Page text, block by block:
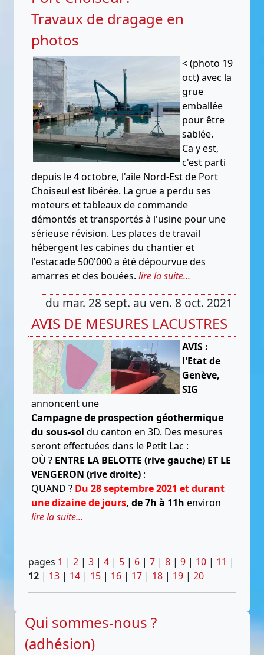
Travaux de dragage en
photos
< (photo 19
oct) avec la
grue
emballée
pour être
sablée.
Ca y est,
c'est parti
depuis le 4 octobre, l'aile Nord-Est de Port
Choiseul est libérée. La grue a perdu ses
moteurs et tableaux de commande
démontés et transportés à l'usine pour une
sérieuse révision. Les places de travail
hébergent les cabines du chantier et
l'estacade 500'000 a été dépourvue des
amarres et des bouées. lire la suite...
du mar. 28 sept. au ven. 8 oct. 2021
AVIS DE MESURES LACUSTRES
AVIS :
l'Etat de
Genève,
SIG
annoncent une
Campagne de prospection géothermique
du sous-sol du canton en 3D. Des mesures
seront effectuées dans le Petit Lac :
OÙ ? ENTRE LA BELOTTE (rive gauche) ET LE
VENGERON (rive droite) :
QUAND ? Du 28 septembre 2021 et durant
une dizaine de jours, de 7h à 11h environ
lire la suite...
pages 1 | 2 | 3 | 4 | 5 | 6 | 7 | 8 | 9 | 10 | 11 |
12 | 13 | 14 | 15 | 16 | 17 | 18 | 19 | 20
Qui sommes-nous ?
(adhésion)